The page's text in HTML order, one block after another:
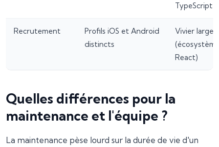
TypeScript
Recrutement
Profils iOS et Android
distincts
Vivier large
React)
Quelles différences pour la
maintenance et l'équipe ?
La maintenance pèse lourd sur la durée de vie d'un